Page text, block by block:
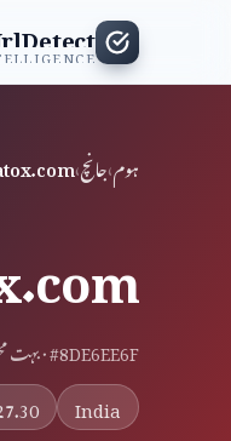
ہوم›جانچ›
#8DE6EE6F · بہت محفوظ
India